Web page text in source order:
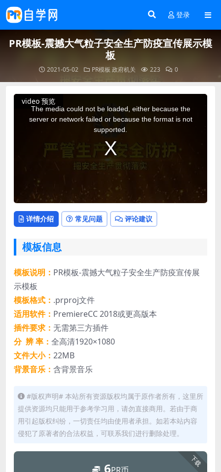
登录
PR模板-震撼大气粒子安全生产防疫宣传展示模
板
2021-05-02 PR模板 政府机关 223 0
video 预览
This
The media could not be loaded, either because the
server or network failed or because the format is not
supported.
详情介绍 常见问题 评论建议
模板信息
模板说明： PR模板-震撼大气粒子安全生产防疫宣传展
示模板
模板格式： .prproj文件
适用软件： PremiereCC 2018或更高版本
插件要求： 无需第三方插件
分 辨 率： 全高清1920×1080
文件大小： 22MB
背景音乐： 含背景音乐
#版权声明# 本站所有资源版权均属于原作者所有，这里所
提供资源均只能用于参考学习用，请勿直接商用。若由于商
用引起版权纠纷，一切责任均由使用者承担。如若本站内容
侵犯了原著者的合法权益，可联系我们进行删除处理。
下载
6